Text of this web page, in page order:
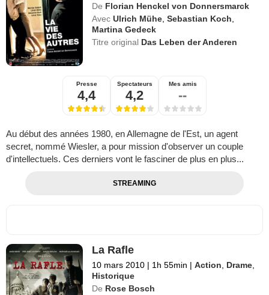
De Florian Henckel von Donnersmarck
Avec Ulrich Mühe ,Sebastian Koch
Martina Gedeck
Titre original Das Leben der Anderen
Presse
4,4
Spectateurs
4,2
Mes amis
--
Au début des années 1980, en Allemagne de l'Est, un agent
secret, nommé Wiesler, a pour mission d'observer un couple
d'intellectuels. Ces derniers vont le fasciner de plus en plus...
STREAMING
La Rafle
10 mars 2010 | 1h 55min | Action Drame
Historique
De Rose Bosch